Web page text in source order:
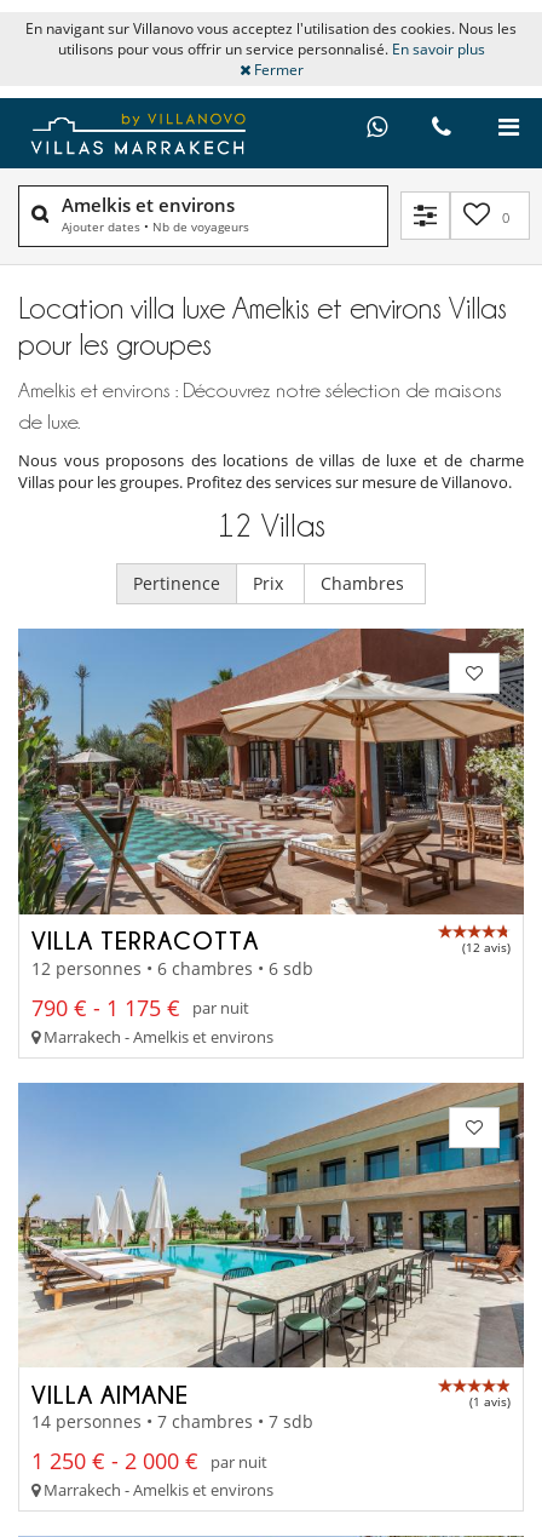
En navigant sur Villanovo vous acceptez l'utilisation des cookies. Nous les
utilisons pour vous offrir un service personnalisé. En savoir plus
Fermer
Amelkis et environs
Ajouter dates • Nb de voyageurs 0
Location villa luxe Amelkis et environs Villas
pour les groupes
Amelkis et environs : Découvrez notre sélection de maisons
de luxe.
Nous vous proposons des locations de villas de luxe et de charme
Villas pour les groupes. Profitez des services sur mesure de Villanovo.
12 Villas
Pertinence Prix Chambres
VILLA TERRACOTTA (12 avis)
12 personnes • 6 chambres • 6 sdb
790 € - 1 175 €
par nuit
Marrakech - Amelkis et environs
VILLA AIMANE (1 avis)
14 personnes • 7 chambres • 7 sdb
1 250 € - 2 000 €
par nuit
Marrakech - Amelkis et environs